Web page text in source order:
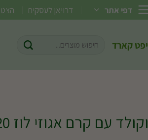
דפי אתר דרויאן לעסקים
קארד
עם קרם אגוזי לוז 120 גר